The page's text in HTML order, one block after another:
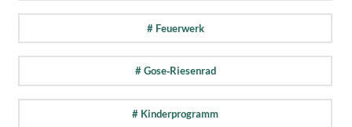
# Feuerwerk
# Gose‑Riesenrad
# Kinderprogramm